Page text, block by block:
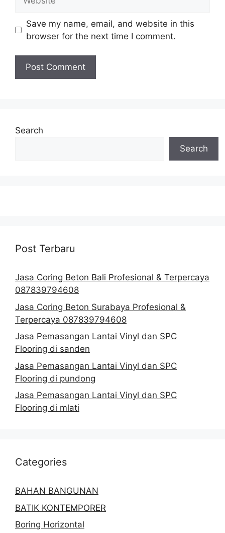
Save my name, email, and website in this
browser for the next time I comment.
Search
Search
Post Terbaru
Jasa Coring Beton Bali Profesional & Terpercaya
087839794608
Jasa Coring Beton Surabaya Profesional &
Terpercaya 087839794608
Jasa Pemasangan Lantai Vinyl dan SPC
Flooring di sanden
Jasa Pemasangan Lantai Vinyl dan SPC
Flooring di pundong
Jasa Pemasangan Lantai Vinyl dan SPC
Flooring di mlati
Categories
BAHAN BANGUNAN
BATIK KONTEMPORER
Boring Horizontal